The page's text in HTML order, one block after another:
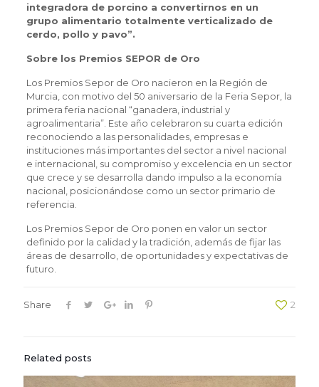
integradora de porcino a convertirnos en un
grupo alimentario totalmente verticalizado de
cerdo, pollo y pavo”.
Sobre los Premios SEPOR de Oro
Los Premios Sepor de Oro nacieron en la Región de
Murcia, con motivo del 50 aniversario de la Feria Sepor, la
primera feria nacional “ganadera, industrial y
agroalimentaria”. Este año celebraron su cuarta edición
reconociendo a las personalidades, empresas e
instituciones más importantes del sector a nivel nacional
e internacional, su compromiso y excelencia en un sector
que crece y se desarrolla dando impulso a la economía
nacional, posicionándose como un sector primario de
referencia.
Los Premios Sepor de Oro ponen en valor un sector
definido por la calidad y la tradición, además de fijar las
áreas de desarrollo, de oportunidades y expectativas de
futuro.
Share 2
Related posts